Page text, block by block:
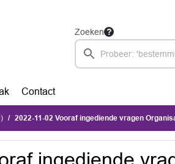
Zoeken
Contact
2022-11-02 Vooraf ingediende vragen